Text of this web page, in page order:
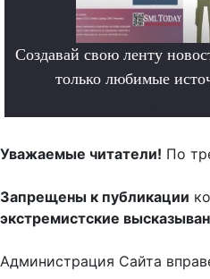
Создавай свою ленту
только любимые
Уважаемые читатели! По
Запрещены к публикации
экстремистские
Администрация Сайта